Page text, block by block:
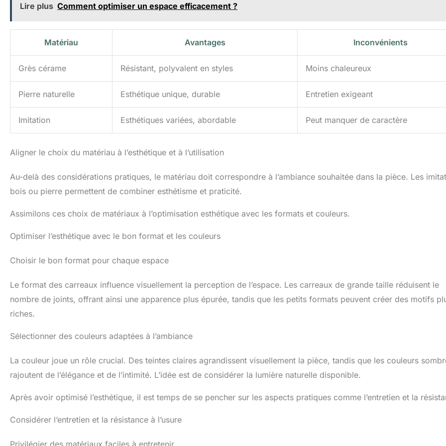
Lire plus Comment optimiser un espace efficacement ?
Matériau Avantages Inconvénients
Grès cérame Résistant, polyvalent en styles Moins chaleureux
Pierre naturelle Esthétique unique, durable Entretien exigeant
Imitation Esthétiques variées, abordable Peut manquer de caractère
Aligner le choix du matériau à l’esthétique et à l’utilisation
Au-delà des considérations pratiques, le matériau doit correspondre à l’ambiance souhaitée dans la pièce. Les
bois ou pierre permettent de combiner esthétisme et praticité.
Assimilons ces choix de matériaux à l’optimisation esthétique avec les formats et couleurs.
Optimiser l’esthétique avec le bon format et les couleurs
Choisir le bon format pour chaque espace
Le format des carreaux influence visuellement la perception de l’espace. Les carreaux de grande taille réduisent le
nombre de joints, offrant ainsi une apparence plus épurée, tandis que les petits formats peuvent créer des motifs
riches.
Sélectionner des couleurs adaptées à l’ambiance
La couleur joue un rôle crucial. Des teintes claires agrandissent visuellement la pièce, tandis que les couleurs
rajoutent de l’élégance et de l’intimité. L’idée est de considérer la lumière naturelle disponible.
Après avoir optimisé l’esthétique, il est temps de se pencher sur les aspects pratiques comme l’entretien et la
Considérer l’entretien et la résistance à l’usure